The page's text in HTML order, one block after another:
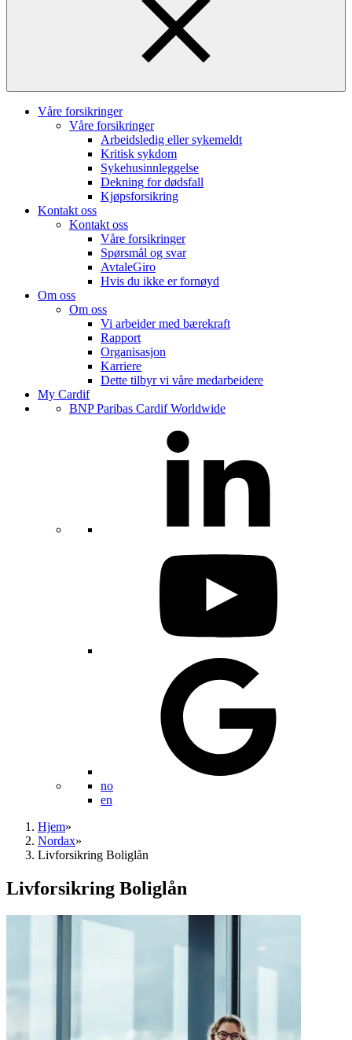
Våre forsikringer
Våre forsikringer
Arbeidsledig eller sykemeldt
Kritisk sykdom
Sykehusinnleggelse
Dekning for dødsfall
Kjøpsforsikring
Kontakt oss
Kontakt oss
Våre forsikringer
Spørsmål og svar
AvtaleGiro
Hvis du ikke er fornøyd
Om oss
Om oss
Vi arbeider med bærekraft
Rapport
Organisasjon
Karriere
Dette tilbyr vi våre medarbeidere
My Cardif
BNP Paribas Cardif Worldwide
no
en
Hjem»
Nordax»
Livforsikring Boliglån
Livforsikring Boliglån